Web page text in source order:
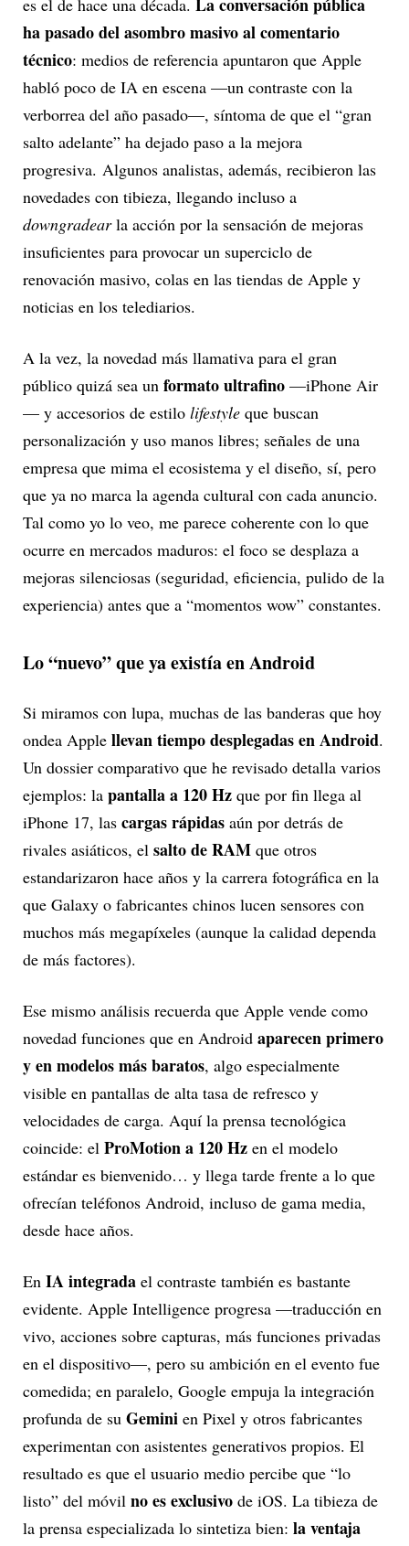
ha pasado del asombro masivo al comentario
técnico: medios de referencia apuntaron que Apple
habló poco de IA en escena —un contraste con la
verborrea del año pasado—, síntoma de que el “gran
salto adelante” ha dejado paso a la mejora
progresiva. Algunos analistas, además, recibieron las
novedades con tibieza, llegando incluso a
downgradearla acción por la sensación de mejoras
insuficientes para provocar un superciclo de
renovación masivo, colas en las tiendas de Apple y
noticias en los telediarios.
A la vez, la novedad más llamativa para el gran
público quizá sea un formato ultrafino —iPhone Air
— y accesorios de estilo lifestyle que buscan
personalización y uso manos libres; señales de una
empresa que mima el ecosistema y el diseño, sí, pero
que ya no marca la agenda cultural con cada anuncio.
Tal como yo lo veo, me parece coherente con lo que
ocurre en mercados maduros: el foco se desplaza a
mejoras silenciosas (seguridad, eficiencia, pulido de la
experiencia) antes que a “momentos wow” constantes.
Lo “nuevo” que ya existía en Android
Si miramos con lupa, muchas de las banderas que hoy
ondea Apple llevan tiempo desplegadas en Android.
Un dossier comparativo que he revisado detalla varios
ejemplos: la pantalla a 120 Hz que por fin llega al
iPhone 17, las cargas rápidas aún por detrás de
rivales asiáticos, el salto de RAM que otros
estandarizaron hace años y la carrera fotográfica en la
que Galaxy o fabricantes chinos lucen sensores con
muchos más megapíxeles (aunque la calidad dependa
de más factores).
Ese mismo análisis recuerda que Apple vende como
novedad funciones que en Android aparecen primero
y en modelos más baratos, algo especialmente
visible en pantallas de alta tasa de refresco y
velocidades de carga. Aquí la prensa tecnológica
coincide: el ProMotion a 120 Hz en el modelo
estándar es bienvenido… y llega tarde frente a lo que
ofrecían teléfonos Android, incluso de gama media,
desde hace años.
En IA integrada el contraste también es bastante
evidente. Apple Intelligence progresa —traducción en
vivo, acciones sobre capturas, más funciones privadas
en el dispositivo—, pero su ambición en el evento fue
comedida; en paralelo, Google empuja la integración
profunda de su Gemini en Pixel y otros fabricantes
experimentan con asistentes generativos propios. El
resultado es que el usuario medio percibe que “lo
listo” del móvil no es exclusivo de iOS. La tibieza de
la prensa especializada lo sintetiza bien: la ventaja